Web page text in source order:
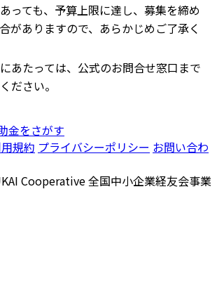
っても、予算上限に達し、募集を締め
がありますので、あらかじめご了承く
あたっては、公式のお問合せ窓口まで
ださい。
金をさがす
規約 プライバシーポリシー お問い合わ
Cooperative全国中小企業経友会事業